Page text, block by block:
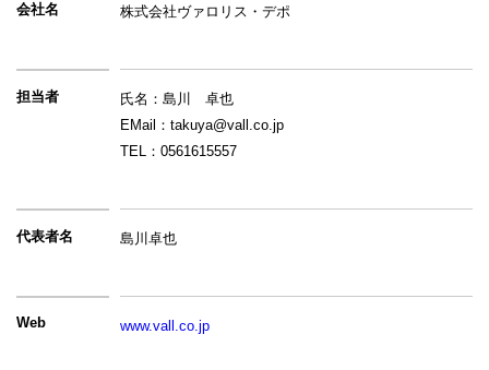
会社名 株式会社ヴァロリス・デポ
担当者
氏名：島川　卓也
EMail：takuya@vall.co.jp
TEL：0561615557
代表者名 島川卓也
Web www.vall.co.jp